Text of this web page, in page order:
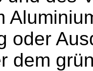
oder
dem